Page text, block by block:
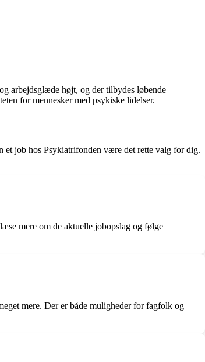
arbejdsglæde højt, og der tilbydes løbende
for mennesker med psykiske lidelser.
et job hos Psykiatrifonden være det rette valg for dig.
mere om de aktuelle jobopslag og følge
mere. Der er både muligheder for fagfolk og